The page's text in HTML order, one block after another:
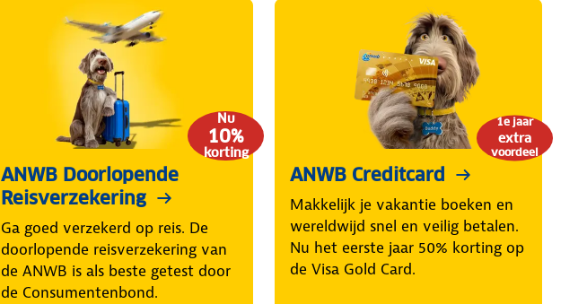
Nu
10%
korting
ANWB Doorlopende
Reisverzekering
Ga goed verzekerd op reis. De
doorlopende reisverzekering van
de ANWB is als beste getest door
de Consumentenbond.
1e jaar
extra
voordeel
ANWB Creditcard
Makkelijk je vakantie boeken en
wereldwijd snel en veilig betalen.
Nu het eerste jaar 50% korting op
de Visa Gold Card.